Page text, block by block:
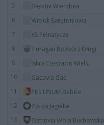
5
Błękitni Wierzbna
6
Wisłok Świętoniowa
7
KS Pełnatycze
8
Huragan Rozbórz Długi
9
Iskra Cieszacin Wielki
10
Gacovia Gać
11
PKS UNUM Babice
12
Zorza Jagiełła
13
Ostrovia Wola Buchowska